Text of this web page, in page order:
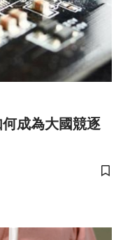
成為大國競逐
儲